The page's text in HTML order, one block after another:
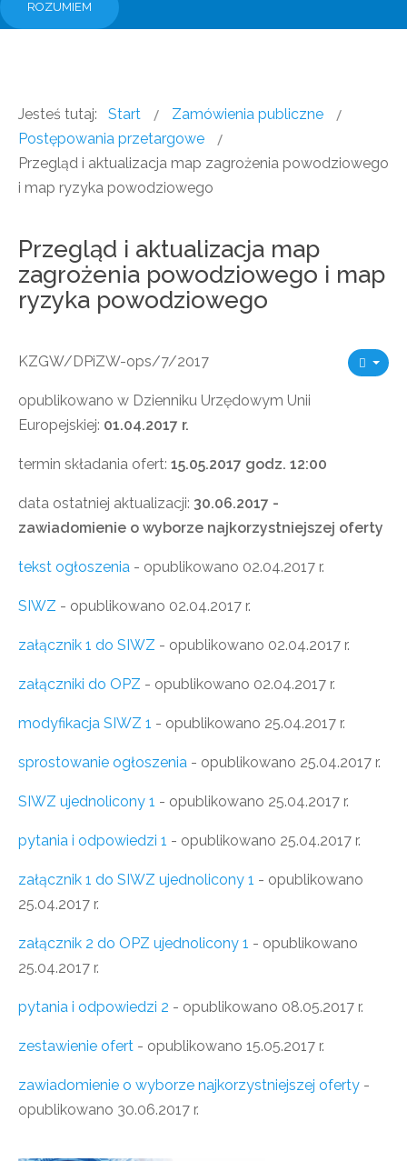
ROZUMIEM
Jesteś tutaj: Start
Zamówienia publiczne
Postępowania przetargowe
Przegląd i aktualizacja map zagrożenia powodziowego
i map ryzyka powodziowego
Przegląd i aktualizacja map
zagrożenia powodziowego i map
ryzyka powodziowego
KZGW/DPiZW-ops/7/2017
opublikowano w Dzienniku Urzędowym Unii
Europejskiej: 01.04.2017 r.
termin składania ofert: 15.05.2017 godz. 12:00
data ostatniej aktualizacji: 30.06.2017 -
zawiadomienie o wyborze najkorzystniejszej oferty
tekst ogłoszenia - opublikowano 02.04.2017 r.
SIWZ - opublikowano 02.04.2017 r.
załącznik 1 do SIWZ - opublikowano 02.04.2017 r.
załączniki do OPZ - opublikowano 02.04.2017 r.
modyfikacja SIWZ 1 - opublikowano 25.04.2017 r.
sprostowanie ogłoszenia - opublikowano 25.04.2017 r.
SIWZ ujednolicony 1 - opublikowano 25.04.2017 r.
pytania i odpowiedzi 1 - opublikowano 25.04.2017 r.
załącznik 1 do SIWZ ujednolicony 1 - opublikowano
25.04.2017 r.
załącznik 2 do OPZ ujednolicony 1 - opublikowano
25.04.2017 r.
pytania i odpowiedzi 2 - opublikowano 08.05.2017 r.
zestawienie ofert - opublikowano 15.05.2017 r.
zawiadomienie o wyborze najkorzystniejszej oferty -
opublikowano 30.06.2017 r.